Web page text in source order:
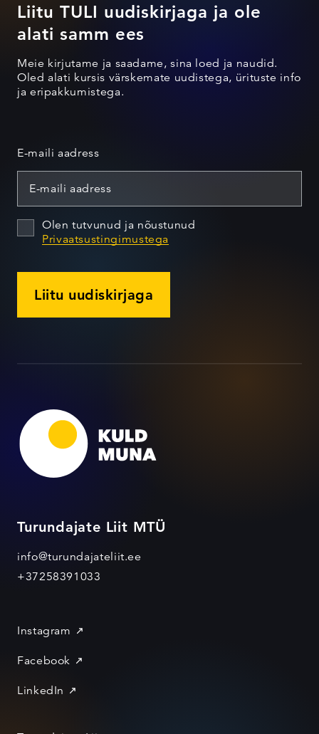
Liitu TULI uudiskirjaga ja ole
alati samm ees
Meie kirjutame ja saadame, sina loed ja naudid.
Oled alati kursis värskemate uudistega, ürituste info
ja eripakkumistega.
E-maili aadress
Olen tutvunud ja nõustunud
Privaatsustingimustega
Liitu uudiskirjaga
Turundajate Liit MTÜ
info@turundajateliit.ee
+37258391033
Instagram
Facebook
LinkedIn